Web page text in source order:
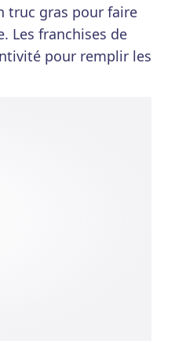
truc gras pour faire
Les franchises de
pour remplir les